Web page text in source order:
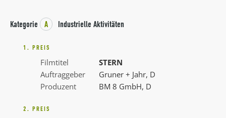
Kategorie A Industrielle Aktivitäten
1. PREIS
Filmtitel
STERN
Auftraggeber
Gruner + Jahr, D
Produzent
BM 8 GmbH, D
2. PREIS